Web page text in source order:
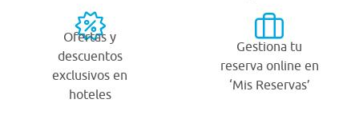
Ofertas y
descuentos
exclusivos en
hoteles
Gestiona tu
reserva online en
‘Mis Reservas’